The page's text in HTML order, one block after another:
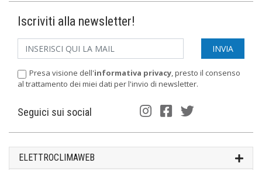
Iscriviti alla newsletter!
Presa visione dell'informativa privacy, presto il consenso
al trattamento dei miei dati per l'invio di newsletter.
Seguici sui social
ELETTROCLIMAWEB